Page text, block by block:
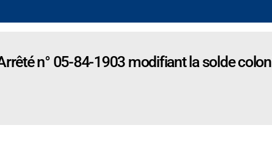
n° 05-84-1903 modifiant la solde